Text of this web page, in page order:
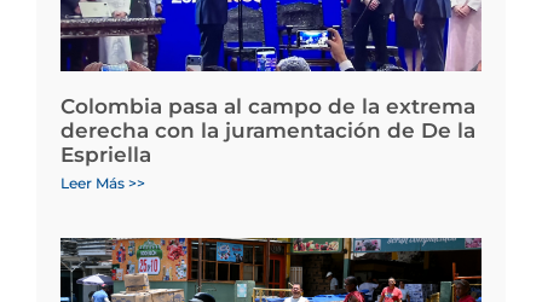
Colombia pasa al campo de la extrema
derecha con la juramentación de De la
Espriella
Leer Más >>